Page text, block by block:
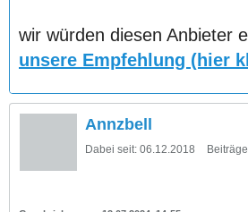
wir würden diesen Anbieter
unsere Empfehlung (hier
Annzbell
Dabei seit: 06.12.2018